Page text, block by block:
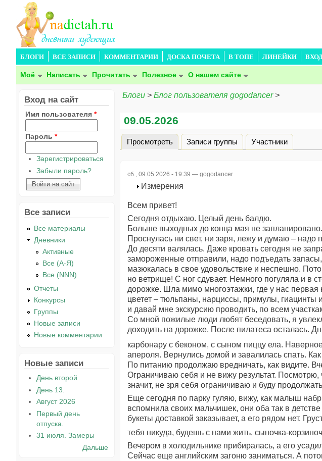
БЛОГИ ВСЕ ЗАПИСИ КОММЕНТАРИИ ДОСКА ПОЧЕТА В ТОПЕ ЛИНЕЙКИ
Моё Написать Прочитать Полезное О нашем сайте
Блоги > Блог пользователя gogodancer>
09.05.2026
Главные вкладки
Просмотреть (активная вкладка)
Записи группы Участники
сб., 09.05.2026 - 19:39 — gogodancer
Измерения
Всем привет!
Сегодня отдыхаю. Целый день балдю.
Больше выходных до конца мая не запланировано.
Проснулась ни свет, ни заря, лежу и думаю – надо
До десяти валялась. Даже кровать сегодня не
замороженные отправили, надо подъедать
мазюкалась в свое удовольствие и неспешно.
но ветрище! С ног сдувает. Немного погуляла и в
дорожке. Шла мимо многоэтажки, где у нас первая
цветет – тюльпаны, нарциссы, примулы, гиацинты
и давай мне экскурсию проводить, по всем
Со мной пожилые люди любят беседовать, я
доходить на дорожке. После пилатеса осталась.
карбонару с беконом, с сыном пиццу ела.
апероля. Вернулись домой и завалилась спать.
По питанию продолжаю вредничать, как видите.
Ограничиваю себя и не вижу результат. Посмотрю,
значит, не зря себя ограничиваю и буду
Еще сегодня по парку гуляю, вижу, как малыш
вспомнила своих мальчишек, они оба так в
букеты доставкой заказывает, а его рядом нет.
тебя никуда, будешь с нами жить, сыночка-
Вечером в холодильнике прибиралась, а его
Сейчас еще английским загоню заниматься. А
Вход на сайт
Имя пользователя *
Пароль *
Зарегистрироваться
Забыли пароль?
Все записи
Все материалы
Дневники
Активные
Все (А-Я)
Все (NNN)
Отчеты
Конкурсы
Группы
Новые записи
Новые комментарии
Новые записи
День второй
День 13.
Август 2026
Первый день
отпуска.
31 июля. Замеры
Дальше